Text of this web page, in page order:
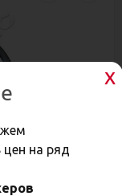
цен на ряд